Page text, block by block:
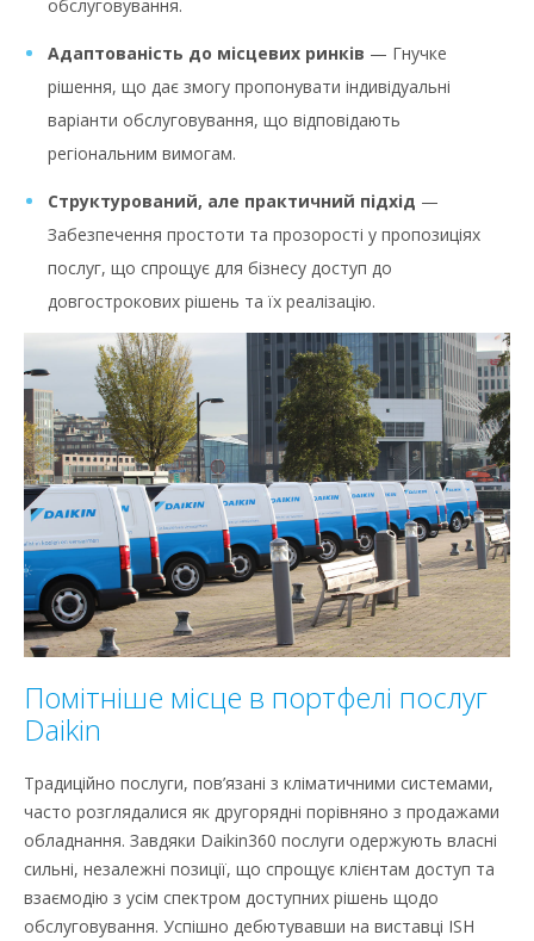
обслуговування.
Адаптованість до місцевих ринків — Гнучке
рішення, що дає змогу пропонувати індивідуальні
варіанти обслуговування, що відповідають
регіональним вимогам.
Структурований, але практичний підхід —
Забезпечення простоти та прозорості у пропозиціях
послуг, що спрощує для бізнесу доступ до
довгострокових рішень та їх реалізацію.
Помітніше місце в портфелі послуг
Daikin
Традиційно послуги, пов’язані з кліматичними системами,
часто розглядалися як другорядні порівняно з продажами
обладнання. Завдяки Daikin360 послуги одержують власні
сильні, незалежні позиції, що спрощує клієнтам доступ та
взаємодію з усім спектром доступних рішень щодо
обслуговування. Успішно дебютувавши на виставці ISH